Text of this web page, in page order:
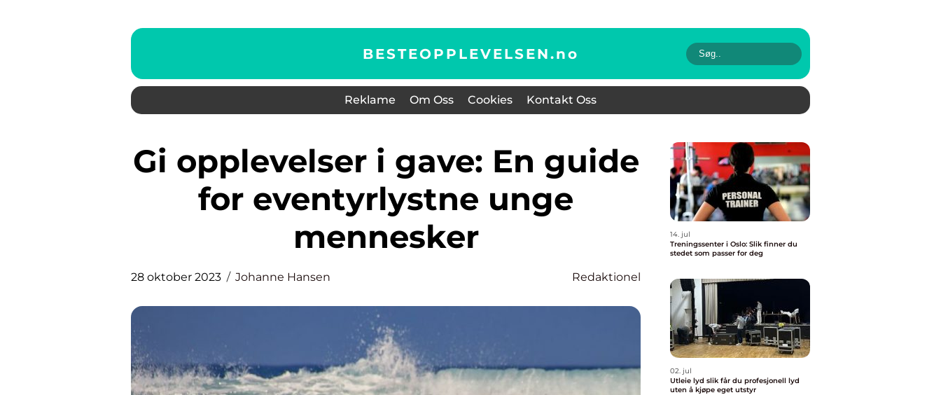
BESTEOPPLEVELSEN.no
Reklame Om Oss Cookies Kontakt Oss
Gi opplevelser i gave: En guide
for eventyrlystne unge
mennesker
28 oktober 2023 Johanne Hansen Redaktionel
14. jul
Treningssenter i Oslo: Slik finner du
stedet som passer for deg
02. jul
Utleie lyd slik får du profesjonell lyd
uten å kjøpe eget utstyr